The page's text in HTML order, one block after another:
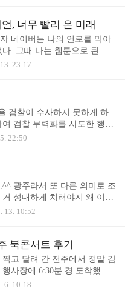
청원도 탄핵 요청이 폭주하
람에 새로고침 할 때마다 다
보여서 조작 논란이 일어난
이버, 카카오톡, 트위터 아
, 너무 빨리 온 미래
네이버는 나의 언로를 막아
. 그때 나는 웹툰으로 된 네
럽고 말 언론 기사를 틀어막
표하고 싶다. 네이버를 포함
그를 대안언론으로 만들었
실리지 못한다면 나는 다시
전이 되어온 태양광과 풍력
23:17
검찰이 수사하지 못하게 하
검찰 무력화를 시도한 행위
울산 시장으로 만들어 주기
선거에 당선 된 행위 2016년
을 직접 컨닝해 준 온라인 시
아님) 모바일 경선 파행 당
운영 업체의 데이터베이스
22:50
광주라서 또 다른 의미로 조
성대하게 치러야지 왜 이렇
분께서 주최측을 꾸짖기도
도 있지만 그들에게 오지 말
했고 행사에 사용하려고 만
지고 다니지도 않으며 돈들여
외치는 소리를 듣고 싶은 분
13. 10:52
북콘서트 후기
고 달려 간 전주에서 정말 감
사장에 6:30분 경 도착했더
파이님께서 행사를 위해 맞
6. 10:18